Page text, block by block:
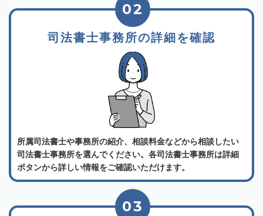
司法書士事務所の詳細を確認
02
所属司法書士や事務所の紹介、相談料金などから相談したい
司法書士事務所を選んでください。各司法書士事務所は詳細
ボタンから詳しい情報をご確認いただけます。
03